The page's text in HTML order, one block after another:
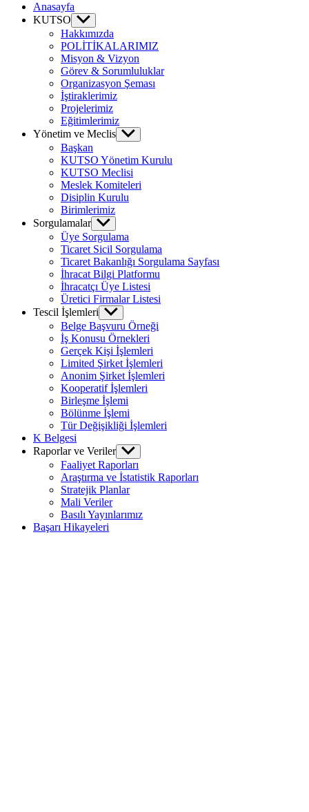
Anasayfa
KUTSO Show
sub
menu
Hakkımızda
POLİTİKALARIMIZ
Misyon & Vizyon
Görev & Sorumluluklar
Organizasyon Şeması
İştiraklerimiz
Projelerimiz
Eğitimlerimiz
Yönetim ve Meclis Show
sub
menu
Başkan
KUTSO Yönetim Kurulu
KUTSO Meclisi
Meslek Komiteleri
Disiplin Kurulu
Birimlerimiz
Sorgulamalar Show
sub
menu
Üye Sorgulama
Ticaret Sicil Sorgulama
Ticaret Bakanlığı Sorgulama Sayfası
İhracat Bilgi Platformu
İhracatçı Üye Listesi
Üretici Firmalar Listesi
Tescil İşlemleri Show
sub
menu
Belge Başvuru Örneği
İş Konusu Örnekleri
Gerçek Kişi İşlemleri
Limited Şirket İşlemleri
Anonim Şirket İşlemleri
Kooperatif İşlemleri
Birleşme İşlemi
Bölünme İşlemi
Tür Değişikliği İşlemleri
K Belgesi
Raporlar ve Veriler Show
sub
menu
Faaliyet Raporları
Araştırma ve İstatistik Raporları
Stratejik Planlar
Mali Veriler
Basılı Yayınlarımız
Başarı Hikayeleri